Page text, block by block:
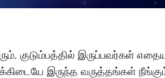
. குடும்பத்தில் இருப்பவர்கள்
இருந்த வருத்தங்கள்